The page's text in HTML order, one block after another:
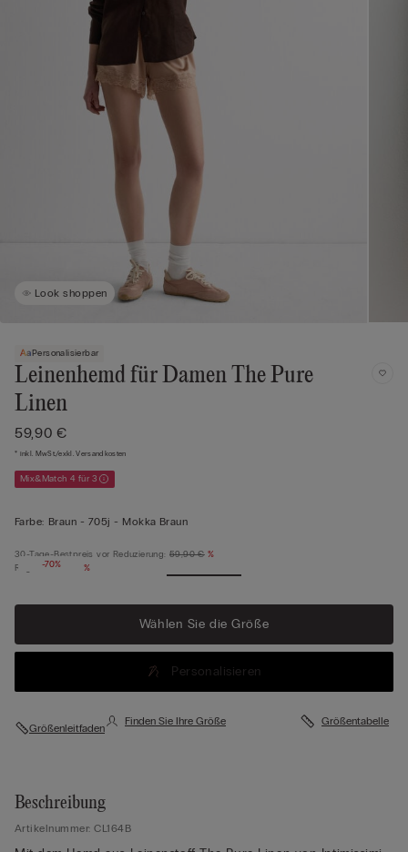
Look shoppen
Personalisierbar
Leinenhemd für Damen The Pure
Linen
59,90 €
* inkl. MwSt./exkl. Versandkosten
Mix&Match 4 für 3
Farbe: Braun - 705j - Mokka Braun
-70%
30-Tage-Bestpreis vor Reduzierung: 59,90 € %
Regulärer Preis:
%
Wählen Sie die Größe
Personalisieren
Größenleitfaden
Finden Sie Ihre Größe Größentabelle
Beschreibung
Artikelnummer: CL164B